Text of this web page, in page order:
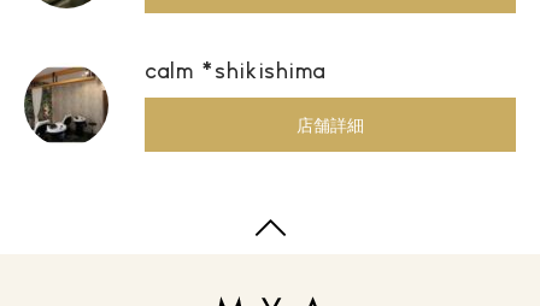
calm *shikishima
店舗詳細